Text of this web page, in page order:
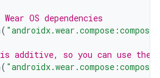
OS dependencies
(
additive, so you can use the
(